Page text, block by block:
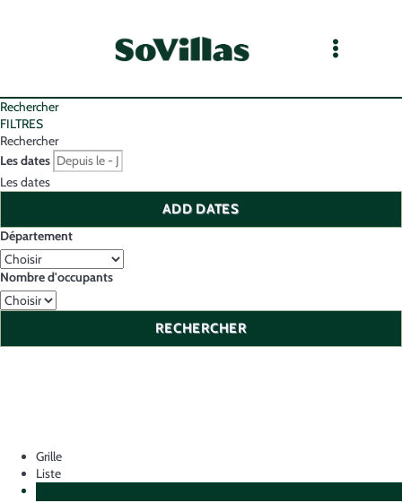
Rechercher
FILTRES
Rechercher
Les dates
Les dates
ADD DATES
Département
Nombre d'occupants
RECHERCHER
Grille
Liste